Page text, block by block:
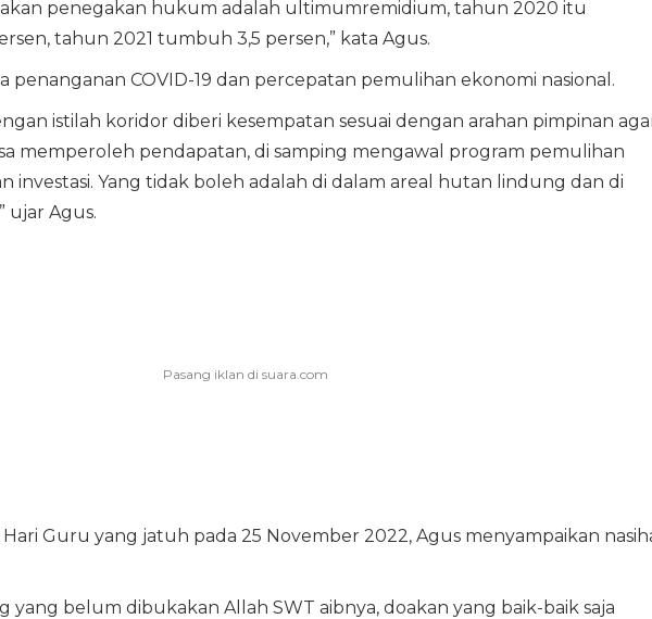
penegakan hukum adalah ultimumremidium, tahun 2020 itu
tahun 2021 tumbuh 3,5 persen,” kata Agus.
penanganan COVID-19 dan percepatan pemulihan ekonomi nasional.
istilah koridor diberi kesempatan sesuai dengan arahan pimpinan
memperoleh pendapatan, di samping mengawal program pemulihan
investasi. Yang tidak boleh adalah di dalam areal hutan lindung dan di
ujar Agus.
Guru yang jatuh pada 25 November 2022, Agus menyampaikan
yang belum dibukakan Allah SWT aibnya, doakan yang baik-baik saja